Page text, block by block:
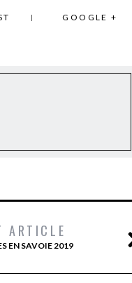
GOOGLE +
ARTICLE
EN SAVOIE 2019